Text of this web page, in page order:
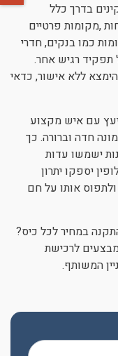
בדרך כלל
,מקומות פרטיים
כמו בנקים, חדרי
רגיש אחר.
ללא אישור, כדאי
עם איש מקצוע
חדה וברורה. כך
ישמשו עדות
יספקו יתרון
אותו על חם
במחיר לכל כיס?
לרכישת
המשותף.